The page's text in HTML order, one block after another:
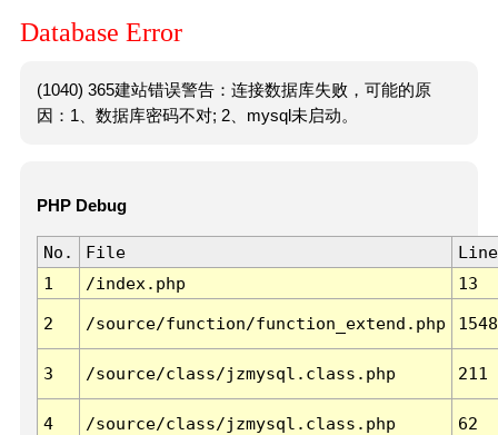
Database Error
(1040) 365建站错误警告：连接数据库失败，可能的原
因：1、数据库密码不对; 2、mysql未启动。
PHP Debug
No. File
Line
1
/index.php 13
2 /source/function/function_extend.php 1548
3 /source/class/jzmysql.class.php 211
4 /source/class/jzmysql.class.php 62